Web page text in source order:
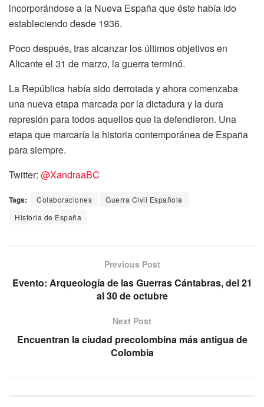
incorporándose a la Nueva España que éste había ido
estableciendo desde 1936.
Poco después, tras alcanzar los últimos objetivos en
Alicante el 31 de marzo, la guerra terminó.
La República había sido derrotada y ahora comenzaba
una nueva etapa marcada por la dictadura y la dura
represión para todos aquellos que la defendieron. Una
etapa que marcaría la historia contemporánea de España
para siempre.
Twitter: @XandraaBC
Tags: Colaboraciones
Guerra Civil Española
Historia de España
Previous Post
Evento: Arqueología de las Guerras Cántabras, del 21
al 30 de octubre
Next Post
Encuentran la ciudad precolombina más antigua de
Colombia